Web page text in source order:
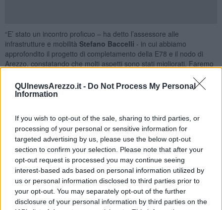
QUInewsArezzo.it - Do Not Process My Personal
Information
If you wish to opt-out of the sale, sharing to third parties, or
processing of your personal or sensitive information for
targeted advertising by us, please use the below opt-out
section to confirm your selection. Please note that after your
opt-out request is processed you may continue seeing
interest-based ads based on personal information utilized by
us or personal information disclosed to third parties prior to
your opt-out. You may separately opt-out of the further
disclosure of your personal information by third parties on the
“E’ stato un incontro proficuo – ha detto l’assessore alle
infrastrutture e mobilità Stefano Baccelli - in cui abbiamo
approfondito il progetto di completamento della E78 e il nodo di
Arezzo, constatando che molti aspetti sono stati migliorati. Faremo
il progetto che allo stato attuale è in fase di valutazione ambientale.
Mi fa piacere - ha concluso Baccelli - che si sia stabilita una linea
“La scadenza fissata al 22 giugno è un importante risultato che ci
consente di partecipare alla conferenza dei servizi con proposte
studiate e valide, delle quali il Comune si farà portavoce
nell'interesse dei cittadini – ha commentato il sindacoAlessandro
Ghinelli– Siamo consapevoli che l'opera in questione sia
indispensabile non soltanto per il nostro territorio ma per l'intero
collegamento infrastrutturale nazionale, e siamo altrettanto
soddisfatti che finalmente sia diventata concreta e prossima la sua
realizzazione. Ugualmente dobbiamo agire in difesa del nostro